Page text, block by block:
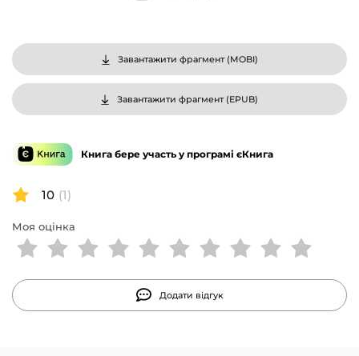
Чому варто читати:
Популярна серія пригодницьких книг про підлітків, які
подорожують у часі. Щоденник Улісса Мура — це книга-
квест, читаючи яку ви розгадуєте таємниці та загадки
Завантажити фрагмент (MOBI)
Завантажити фрагмент (EPUB)
Книга бере участь у програмі єКнига
10 (1)
Моя оцінка
Додати відгук